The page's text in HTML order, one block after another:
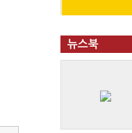
뉴스북